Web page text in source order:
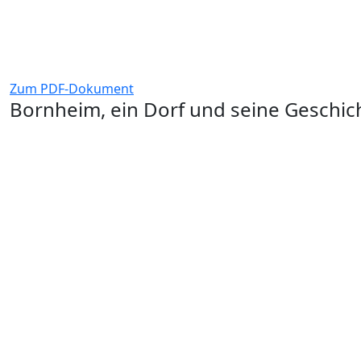
Zum PDF-Dokument
Bornheim, ein Dorf und seine